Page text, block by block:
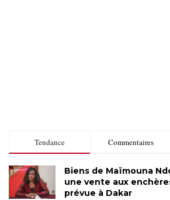
Tendance Commentaires
Biens de Maïmouna
une vente aux
prévue à Dakar